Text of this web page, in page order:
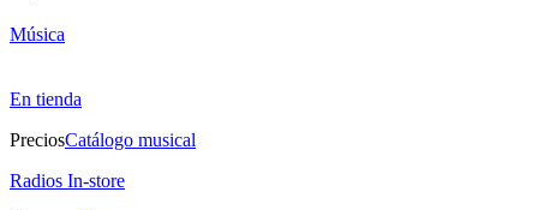
Música
En tienda
PreciosCatálogo musical
Radios In-store